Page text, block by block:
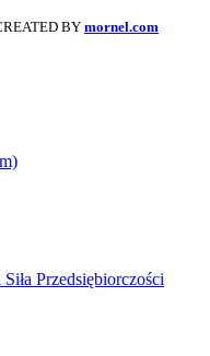
BY mornel.com
Przedsiębiorczości